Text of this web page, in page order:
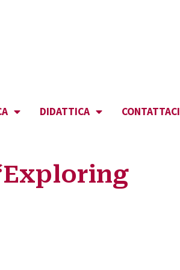
DIDATTICA CONTATTACI